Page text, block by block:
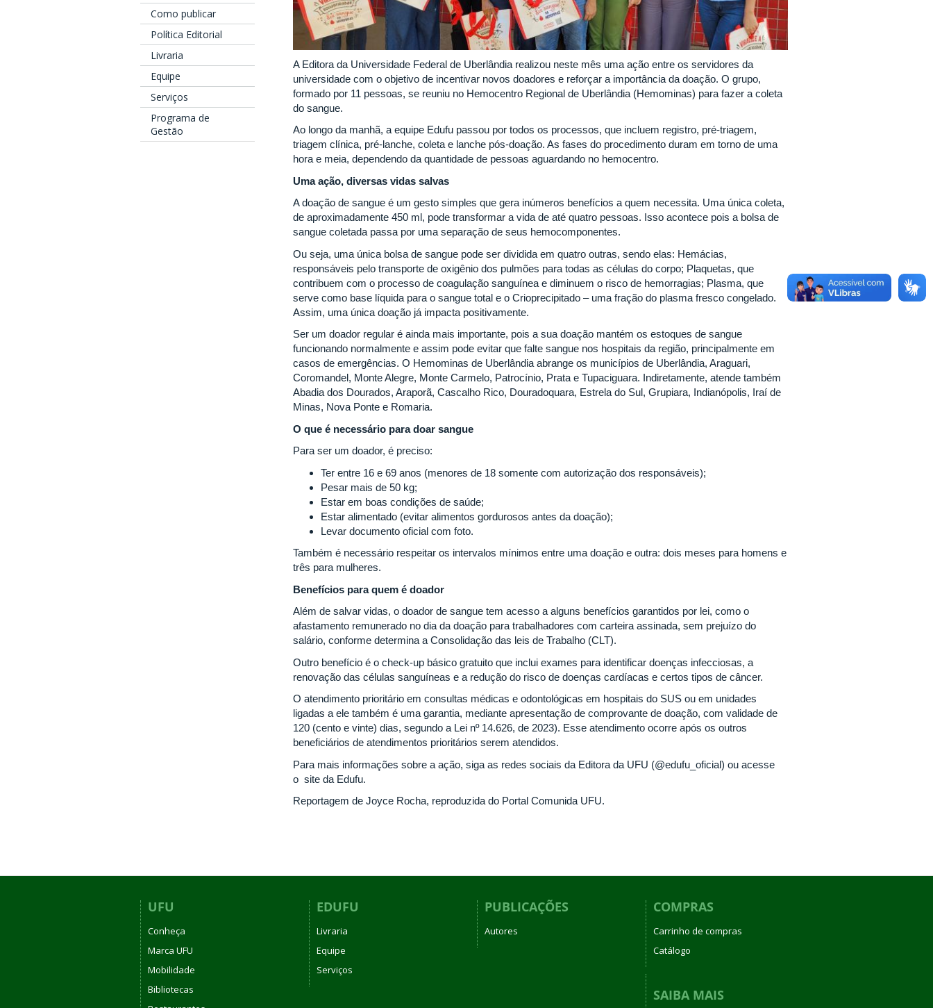
Como publicar
Política Editorial
Livraria
Equipe
Serviços
Programa de
Gestão
A Editora da Universidade Federal de Uberlândia realizou neste mês uma ação entre os servidores da
universidade com o objetivo de incentivar novos doadores e reforçar a importância da doação. O grupo,
formado por 11 pessoas, se reuniu no Hemocentro Regional de Uberlândia (Hemominas) para fazer a coleta
do sangue.
Ao longo da manhã, a equipe Edufu passou por todos os processos, que incluem registro, pré-triagem,
triagem clínica, pré-lanche, coleta e lanche pós-doação. As fases do procedimento duram em torno de uma
hora e meia, dependendo da quantidade de pessoas aguardando no hemocentro.
Uma ação, diversas vidas salvas
A doação de sangue é um gesto simples que gera inúmeros benefícios a quem necessita. Uma única coleta,
de aproximadamente 450 ml, pode transformar a vida de até quatro pessoas. Isso acontece pois a bolsa de
sangue coletada passa por uma separação de seus hemocomponentes.
Ou seja, uma única bolsa de sangue pode ser dividida em quatro outras, sendo elas: Hemácias,
responsáveis pelo transporte de oxigênio dos pulmões para todas as células do corpo; Plaquetas, que
contribuem com o processo de coagulação sanguínea e diminuem o risco de hemorragias; Plasma, que
serve como base líquida para o sangue total e o Crioprecipitado – uma fração do plasma fresco congelado.
Assim, uma única doação já impacta positivamente.
Ser um doador regular é ainda mais importante, pois a sua doação mantém os estoques de sangue
funcionando normalmente e assim pode evitar que falte sangue nos hospitais da região, principalmente em
casos de emergências. O Hemominas de Uberlândia abrange os municípios de Uberlândia, Araguari,
Coromandel, Monte Alegre, Monte Carmelo, Patrocínio, Prata e Tupaciguara. Indiretamente, atende também
Abadia dos Dourados, Araporã, Cascalho Rico, Douradoquara, Estrela do Sul, Grupiara, Indianópolis, Iraí de
Minas, Nova Ponte e Romaria.
O que é necessário para doar sangue
Para ser um doador, é preciso:
Ter entre 16 e 69 anos (menores de 18 somente com autorização dos responsáveis);
Pesar mais de 50 kg;
Estar em boas condições de saúde;
Estar alimentado (evitar alimentos gordurosos antes da doação);
Levar documento oficial com foto.
Também é necessário respeitar os intervalos mínimos entre uma doação e outra: dois meses para homens e
três para mulheres.
Benefícios para quem é doador
Além de salvar vidas, o doador de sangue tem acesso a alguns benefícios garantidos por lei, como o
afastamento remunerado no dia da doação para trabalhadores com carteira assinada, sem prejuízo do
salário, conforme determina a Consolidação das leis de Trabalho (CLT).
Outro benefício é o check-up básico gratuito que inclui exames para identificar doenças infecciosas, a
renovação das células sanguíneas e a redução do risco de doenças cardíacas e certos tipos de câncer.
O atendimento prioritário em consultas médicas e odontológicas em hospitais do SUS ou em unidades
ligadas a ele também é uma garantia, mediante apresentação de comprovante de doação, com validade de
120 (cento e vinte) dias, segundo a Lei nº 14.626, de 2023). Esse atendimento ocorre após os outros
beneficiários de atendimentos prioritários serem atendidos.
Para mais informações sobre a ação, siga as redes sociais da Editora da UFU (@edufu_oficial) ou acesse
o site da Edufu.
Reportagem de Joyce Rocha, reproduzida do Portal Comunida UFU.
UFU
Conheça
Marca UFU
Mobilidade
Bibliotecas
EDUFU
Livraria
Equipe
Serviços
PUBLICAÇÕES
Autores
COMPRAS
Carrinho de compras
Catálogo
SAIBA MAIS